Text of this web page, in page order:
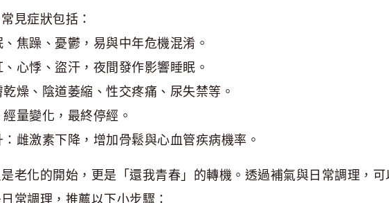
見症狀包括：
焦躁、憂鬱，易與中年危機混淆。
心悸、盜汗，夜間發作影響睡眠。
燥、陰道萎縮、性交疼痛、尿失禁等。
量變化，最終停經。
雌激素下降，增加骨鬆與心血管疾病機率。
老化的開始，更是「還我青春」的轉機。透過補氣與日常調理，可
常調理，推薦以下小步驟：